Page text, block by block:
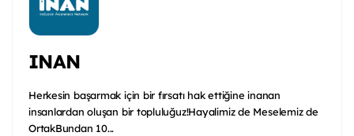
INAN
Herkesin başarmak için bir fırsatı hak ettiğine inanan
insanlardan oluşan bir topluluğuz!Hayalimiz de Meselemiz de
OrtakBundan 10...